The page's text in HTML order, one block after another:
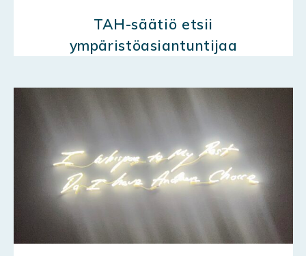
TAH-säätiö etsii
ympäristöasiantuntijaa